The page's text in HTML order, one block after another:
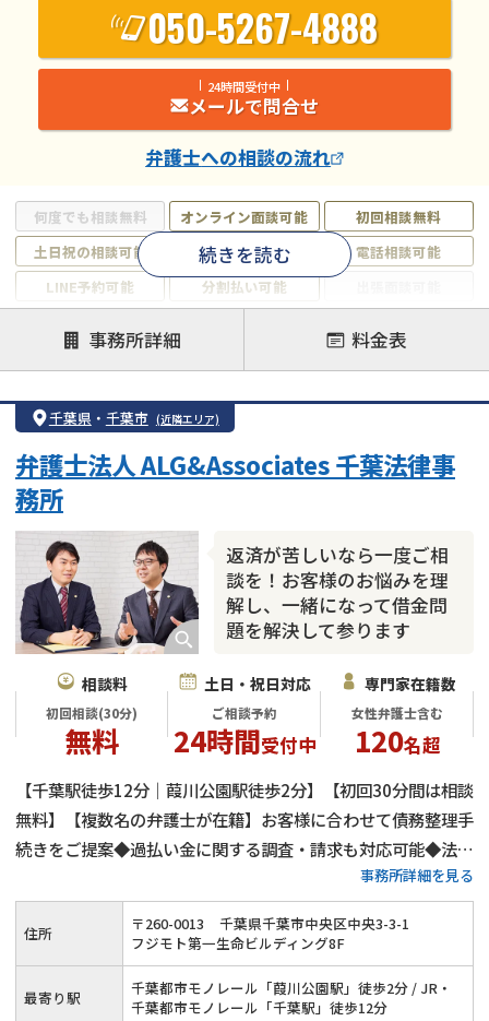
何度でも相談無料 オンライン面談可能
初回相談無料
土日祝の相談可能
19時以降電話可能
電話相談可能
LINE予約可能
分割払い可能
借金返済相談・交渉
自己破産
任意整理
個人再生
時効援用
会社破産・法人破産
住宅ローン
消費者金融・サラ金
カードローン
続きを読む
050-5267-4888
24時間受付中
メールで問合せ
弁護士への相談の流れ
事務所詳細 料金表
千葉県 ・ 千葉市 (近隣エリア)
返済が苦しいなら一度ご相
談を！お客様のお悩みを理
解し、一緒になって借金問
題を解決して参ります
弁護士法人 ALG&Associates 千葉法律事
務所
相談料
初回相談(30分)
無料
土日・祝日対応
ご相談予約
24時間受付中
専門家在籍数
女性弁護士含む
120名超
【千葉駅徒歩12分｜葭川公園駅徒歩2分】【初回30分間は相談
無料】【複数名の弁護士が在籍】お客様に合わせて債務整理手
続きをご提案◆過払い金に関する調査・請求も対応可能◆法人
向けの破産や民事再生も得意◆借金や返済に関するお悩みを丁
寧にヒアリングしながら、一緒に借金問題の解決を目指して参
ります。
事務所詳細を見る
住所 〒260-0013
千葉県千葉市中央区中央3-3-1
フジモト第一生命ビルディング8F
最寄り駅
千葉都市モノレール「葭川公園駅」徒歩2分 / JR・
千葉都市モノレール「千葉駅」徒歩12分